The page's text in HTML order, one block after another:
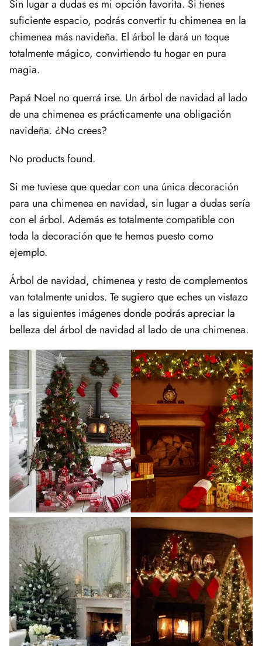
Sin lugar a dudas es mi opción favorita. Si tienes
suficiente espacio, podrás convertir tu chimenea en la
chimenea más navideña. El árbol le dará un toque
totalmente mágico, convirtiendo tu hogar en pura
magia.
Papá Noel no querrá irse. Un árbol de navidad al lado
de una chimenea es prácticamente una obligación
navideña. ¿No crees?
No products found.
Si me tuviese que quedar con una única decoración
para una chimenea en navidad, sin lugar a dudas sería
con el árbol. Además es totalmente compatible con
toda la decoración que te hemos puesto como
ejemplo.
Árbol de navidad, chimenea y resto de complementos
van totalmente unidos. Te sugiero que eches un vistazo
a las siguientes imágenes donde podrás apreciar la
belleza del árbol de navidad al lado de una chimenea.